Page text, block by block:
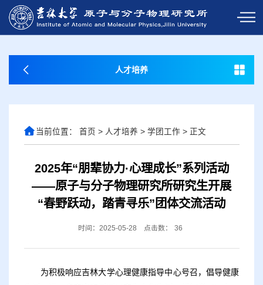
人才培养
当前位置： 首页 > 人才培养 > 学团工作 > 正文
2025年“朋辈协力·心理成长”系列活动
——原子与分子物理研究所研究生开展
“春野跃动，踏青寻乐”团体交流活动
时间：2025-05-28 点击数： 36
为积极响应吉林大学心理健康指导中心号召，倡导健康